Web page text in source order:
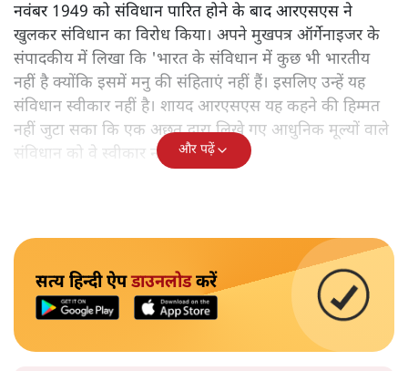
नवंबर 1949 को संविधान पारित होने के बाद आरएसएस ने
खुलकर संविधान का विरोध किया। अपने मुखपत्र ऑर्गेनाइजर के
संपादकीय में लिखा कि 'भारत के संविधान में कुछ भी भारतीय
नहीं है क्योंकि इसमें मनु की संहिताएं नहीं हैं। इसलिए उन्हें यह
संविधान स्वीकार नहीं है। शायद आरएसएस यह कहने की हिम्मत
नहीं जुटा सका कि एक अछूत द्वारा लिखे गए आधुनिक मूल्यों वाले
संविधान को वे स्वीकार नहीं करेंगे।
और पढ़ें
सत्य हिन्दी ऐपडाउनलोडकरें